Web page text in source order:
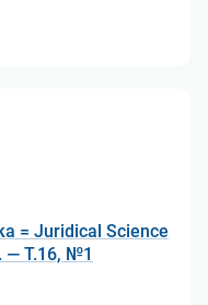
= Juridical Science
— Т.16, №1